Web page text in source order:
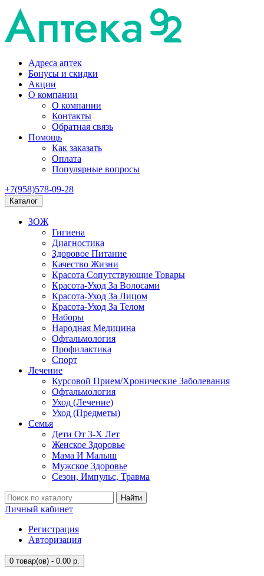
Адреса аптек
Бонусы и скидки
Акции
О компании
О компании
Контакты
Обратная связь
Помощь
Как заказать
Оплата
Популярные вопросы
+7(958)578-09-28
Каталог
ЗОЖ
Гигиена
Диагностика
Здоровое Питание
Качество Жизни
Красота Сопутствующие Товары
Красота-Уход За Волосами
Красота-Уход За Лицом
Красота-Уход За Телом
Наборы
Народная Медицина
Офтальмология
Профилактика
Спорт
Лечение
Курсовой Прием/Хронические Заболевания
Офтальмология
Уход (Лечение)
Уход (Предметы)
Семья
Дети От 3-Х Лет
Женское Здоровье
Мама И Малыш
Мужское Здоровье
Сезон, Импульс, Травма
Найти
Личный кабинет
Регистрация
Авторизация
0 товар(ов) - 0.00 р.